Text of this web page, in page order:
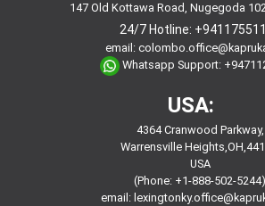
147 Old Kottawa Road, Nugegoda
24/7 Hotline:
email:
Whatsapp Support:
USA:
4364 Cranwood Parkway,
Warrensville
USA
(Phone: +1-888-502-5244)
email: